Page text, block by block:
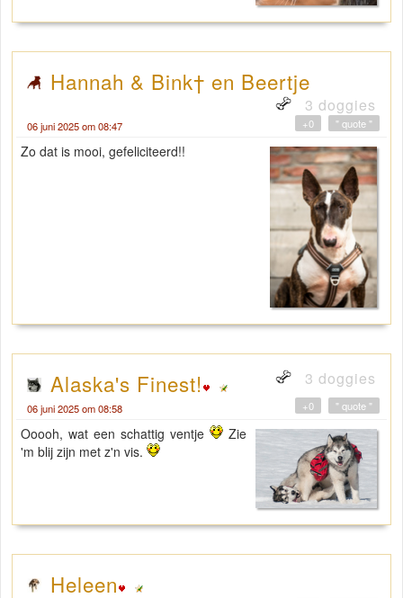
Hannah & Bink† en Beertje
3 doggies
06 juni 2025 om 08:47 " quote "
+0
Zo dat is mooi, gefeliciteerd!!
Alaska's Finest! 3 doggies
06 juni 2025 om 08:58 " quote "
+0
Ooooh, wat een schattig ventje
Zie
'm blij zijn met z'n vis.
Heleen